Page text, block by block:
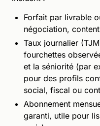
Forfait par livrable
négociation,
Taux journalier
fourchettes
et la séniorité (par
pour des profils
social, fiscal ou
Abonnement
garanti, utile pour